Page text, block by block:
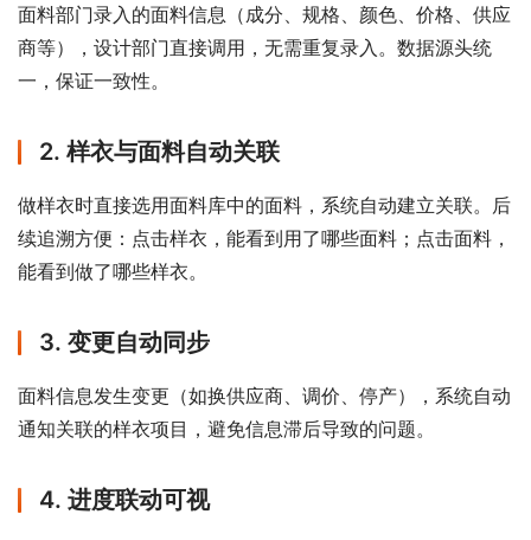
面料部门录入的面料信息（成分、规格、颜色、价格、供应
商等），设计部门直接调用，无需重复录入。数据源头统
一，保证一致性。
2. 样衣与面料自动关联
做样衣时直接选用面料库中的面料，系统自动建立关联。后
续追溯方便：点击样衣，能看到用了哪些面料；点击面料，
能看到做了哪些样衣。
3. 变更自动同步
面料信息发生变更（如换供应商、调价、停产），系统自动
通知关联的样衣项目，避免信息滞后导致的问题。
4. 进度联动可视